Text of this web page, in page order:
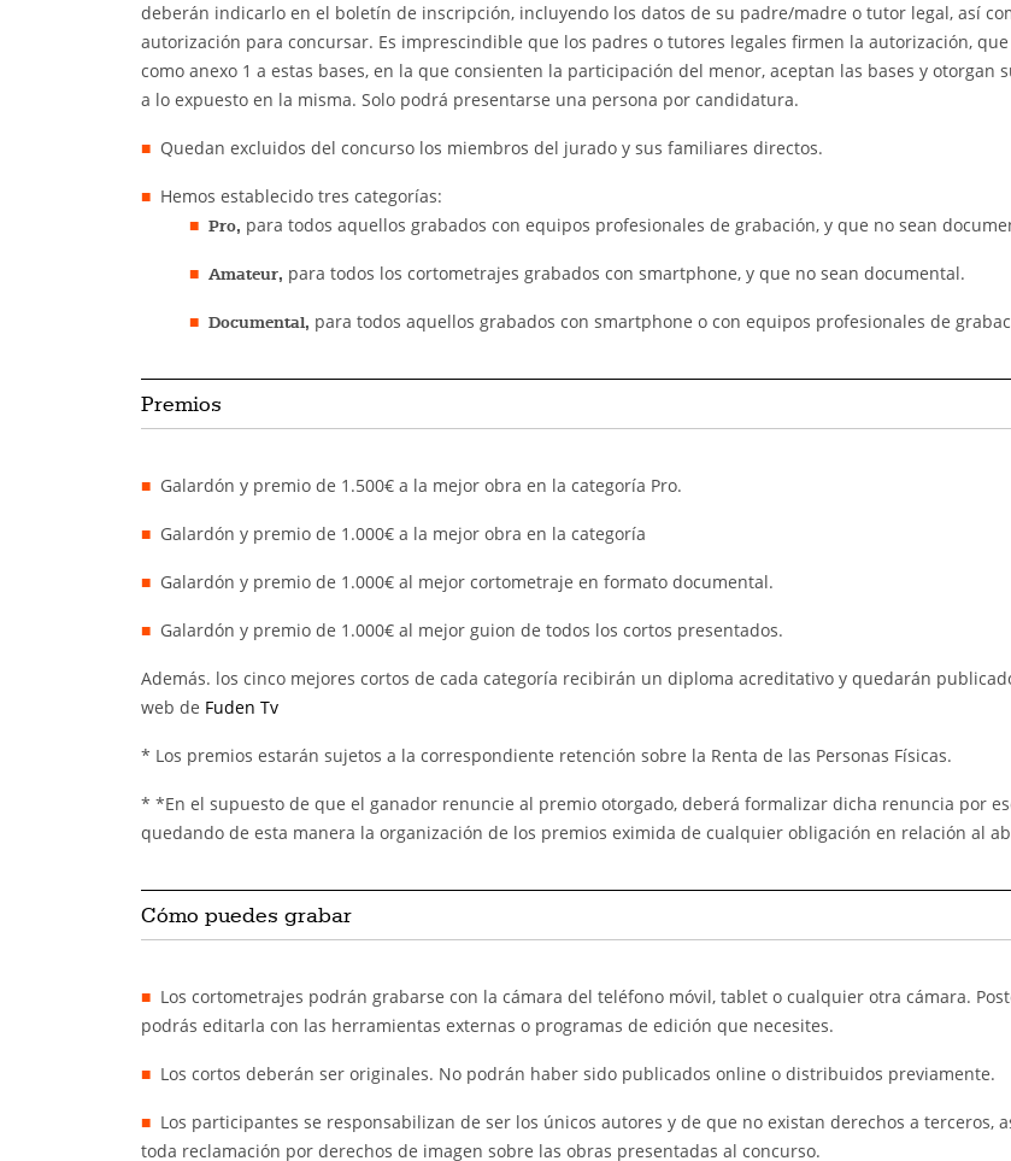
deberán indicarlo en el boletín de inscripción, incluyendo los datos de su padre/madre o tutor legal, así
autorización para concursar. Es imprescindible que los padres o tutores legales firmen la autorización,
como anexo 1 a estas bases, en la que consienten la participación del menor, aceptan las bases y otorgan
a lo expuesto en la misma. Solo podrá presentarse una persona por candidatura.
Quedan excluidos del concurso los miembros del jurado y sus familiares directos.
Hemos establecido tres categorías:
Pro, para todos aquellos grabados con equipos profesionales de grabación, y que no sean
Amateur, para todos los cortometrajes grabados con smartphone, y que no sean documental.
Documental, para todos aquellos grabados con smartphone o con equipos profesionales de
Premios
Galardón y premio de 1.500€ a la mejor obra en la categoría Pro.
Galardón y premio de 1.000€ a la mejor obra en la categoría
Galardón y premio de 1.000€ al mejor cortometraje en formato documental.
Galardón y premio de 1.000€ al mejor guion de todos los cortos presentados.
Además. los cinco mejores cortos de cada categoría recibirán un diploma acreditativo y quedarán
web de Fuden Tv
* Los premios estarán sujetos a la correspondiente retención sobre la Renta de las Personas Físicas.
* *En el supuesto de que el ganador renuncie al premio otorgado, deberá formalizar dicha renuncia por
quedando de esta manera la organización de los premios eximida de cualquier obligación en relación al
Cómo puedes grabar
Los cortometrajes podrán grabarse con la cámara del teléfono móvil, tablet o cualquier otra cámara.
podrás editarla con las herramientas externas o programas de edición que necesites.
Los cortos deberán ser originales. No podrán haber sido publicados online o distribuidos previamente.
Los participantes se responsabilizan de ser los únicos autores y de que no existan derechos a terceros,
toda reclamación por derechos de imagen sobre las obras presentadas al concurso.